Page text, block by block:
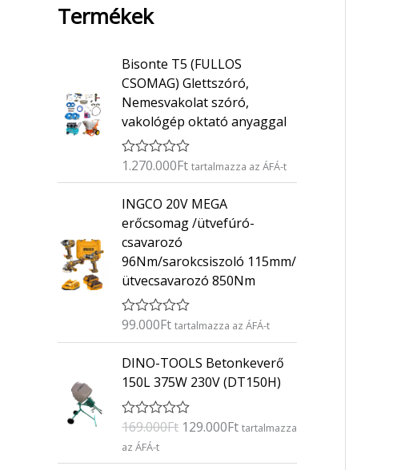
Termékek
Bisonte T5 (FULLOS
CSOMAG) Glettszóró,
Nemesvakolat szóró,
vakológép oktató anyaggal
É
é
e
l
é
s
:
/
5
1.270.000Ft tartalmazza az ÁFÁ-t
INGCO 20V MEGA
erőcsomag /ütvefúró-
csavarozó
96Nm/sarokcsiszoló 115mm/
ütvecsavarozó 850Nm
É
é
k
e
é
s
0
/
99.000Ft tartalmazza az ÁFÁ-t
DINO-TOOLS Betonkeverő
150L 375W 230V (DT150H)
É
t
é
169.000Ft
O
r
g
129.000Ft
C
u
etartalmazza
az ÁFÁ-t